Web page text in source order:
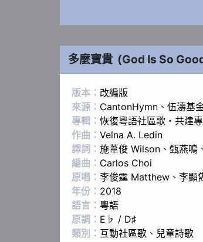
多麼寶貴 (God Is So
版本： 改編版
來源： CantonHymn 、 伍濤基
專輯： 恢復粵語社區歌・共建
作曲： Velna A. Ledin
譯詞： 施葦俊 Wilson 、 甄燕鳴 、
編曲： Carlos Choi
原唱： 李俊霆 Matthew 、 李顯
年份： 2018
語言： 粵語
原調： E♭ / D♯
類別： 互動社區歌 、 兒童詩歌